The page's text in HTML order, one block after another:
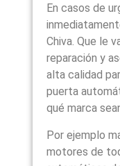
En casos de
Chiva. Que le
reparación y
alta calidad
puerta
qué marca
Por ejemplo
motores de